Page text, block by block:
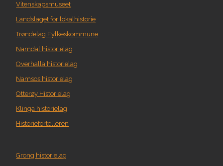
Vitenskapsmuseet
Landslaget for lokalhistorie
Trøndelag Fylkeskommune
Namdal historielag
Overhalla historielag
Namsos historielag
Otterøy Historielag
Klinga historielag
Historiefortelleren
Grong historielag